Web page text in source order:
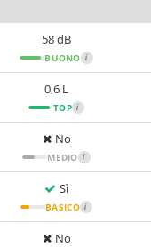
58 dB
BUONO i
0,6 L
TOP i
No
MEDIO i
Sì
BASICO i
No